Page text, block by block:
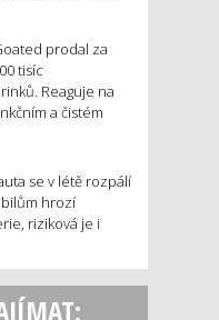
prodal za
tisíc
Reaguje na
a čistém
se v létě rozpálí
hrozí
riziková je i